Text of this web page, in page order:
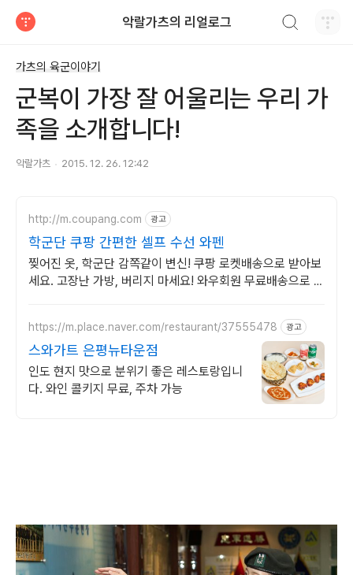
악랄가츠의 리얼로그
가츠의 육군이야기
군복이 가장 잘 어울리는 우리 가
족을 소개합니다!
악랄가츠 2015. 12. 26. 12:42
http://m.coupang.com 광고
학군단 쿠팡 간편한 셀프 수선 와펜
찢어진 옷, 학군단 감쪽같이 변신! 쿠팡 로켓배송으로 받아보
세요. 고장난 가방, 버리지 마세요! 와우회원 무료배송으로 새
https://m.place.naver.com/restaurant/37555478 광고
스와가트 은평뉴타운점
인도 현지 맛으로 분위기 좋은 레스토랑입니
다. 와인 콜키지 무료, 주차 가능